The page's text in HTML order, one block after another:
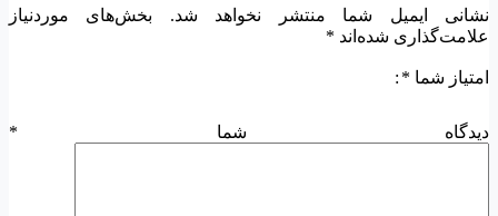
نشانی ایمیل شما منتشر نخواهد شد.
بخش‌های موردنیاز
علامت‌گذاری شده‌اند *
امتیاز شما *
دیدگاه شما *